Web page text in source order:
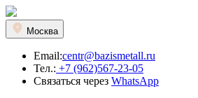
Москва
Email:centr@bazismetall.ru
Тел.: +7 (962)567-23-05
Связаться через WhatsApp